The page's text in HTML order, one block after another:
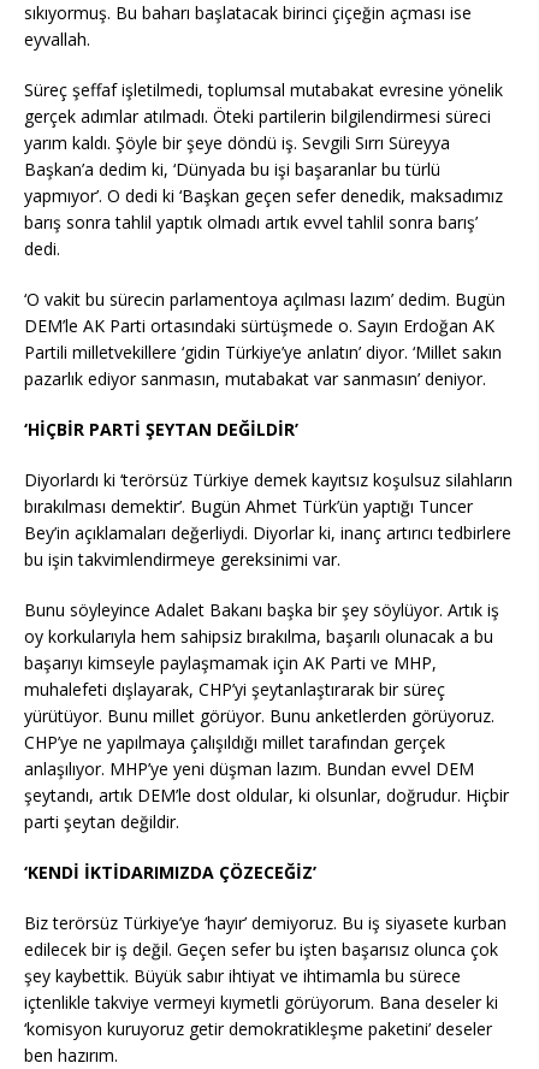
sıkıyormuş. Bu baharı başlatacak birinci çiçeğin açması ise
eyvallah.
Süreç şeffaf işletilmedi, toplumsal mutabakat evresine yönelik
gerçek adımlar atılmadı. Öteki partilerin bilgilendirmesi süreci
yarım kaldı. Şöyle bir şeye döndü iş. Sevgili Sırrı Süreyya
Başkan’a dedim ki, ‘Dünyada bu işi başaranlar bu türlü
yapmıyor’. O dedi ki ‘Başkan geçen sefer denedik, maksadımız
barış sonra tahlil yaptık olmadı artık evvel tahlil sonra barış’
dedi.
‘O vakit bu sürecin parlamentoya açılması lazım’ dedim. Bugün
DEM’le AK Parti ortasındaki sürtüşmede o. Sayın Erdoğan AK
Partili milletvekillere ‘gidin Türkiye’ye anlatın’ diyor. ‘Millet sakın
pazarlık ediyor sanmasın, mutabakat var sanmasın’ deniyor.
‘HİÇBİR PARTİ ŞEYTAN DEĞİLDİR’
Diyorlardı ki ‘terörsüz Türkiye demek kayıtsız koşulsuz silahların
bırakılması demektir’. Bugün Ahmet Türk’ün yaptığı Tuncer
Bey’in açıklamaları değerliydi. Diyorlar ki, inanç artırıcı tedbirlere
bu işin takvimlendirmeye gereksinimi var.
Bunu söyleyince Adalet Bakanı başka bir şey söylüyor. Artık iş
oy korkularıyla hem sahipsiz bırakılma, başarılı olunacak a bu
başarıyı kimseyle paylaşmamak için AK Parti ve MHP,
muhalefeti dışlayarak, CHP’yi şeytanlaştırarak bir süreç
yürütüyor. Bunu millet görüyor. Bunu anketlerden görüyoruz.
CHP’ye ne yapılmaya çalışıldığı millet tarafından gerçek
anlaşılıyor. MHP’ye yeni düşman lazım. Bundan evvel DEM
şeytandı, artık DEM’le dost oldular, ki olsunlar, doğrudur. Hiçbir
parti şeytan değildir.
‘KENDİ İKTİDARIMIZDA ÇÖZECEĞİZ’
Biz terörsüz Türkiye’ye ‘hayır’ demiyoruz. Bu iş siyasete kurban
edilecek bir iş değil. Geçen sefer bu işten başarısız olunca çok
şey kaybettik. Büyük sabır ihtiyat ve ihtimamla bu sürece
içtenlikle takviye vermeyi kıymetli görüyorum. Bana deseler ki
‘komisyon kuruyoruz getir demokratikleşme paketini’ deseler
ben hazırım.